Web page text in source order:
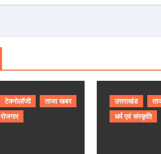
टेक्नोलॉजी
ताजा खबर
रोजगार
उत्तराखंड
धर्म एवं संस्कृति